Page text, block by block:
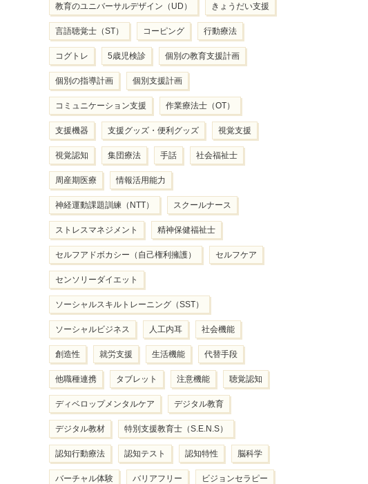
教育のユニバーサルデザイン（UD） きょうだい支援
言語聴覚士（ST） コーピング 行動療法
コグトレ 5歳児検診 個別の教育支援計画
個別の指導計画 個別支援計画
コミュニケーション支援 作業療法士（OT）
支援機器 支援グッズ・便利グッズ 視覚支援
視覚認知 集団療法 手話 社会福祉士
周産期医療 情報活用能力
神経運動課題訓練（NTT） スクールナース
ストレスマネジメント 精神保健福祉士
セルフアドボカシー（自己権利擁護） セルフケア
センソリーダイエット
ソーシャルスキルトレーニング（SST）
ソーシャルビジネス 人工内耳 社会機能
創造性 就労支援 生活機能 代替手段
他職種連携 タブレット 注意機能 聴覚認知
ディベロップメンタルケア デジタル教育
デジタル教材 特別支援教育士（S.E.N.S）
認知行動療法 認知テスト 認知特性 脳科学
バーチャル体験 バリアフリー ビジョンセラピー